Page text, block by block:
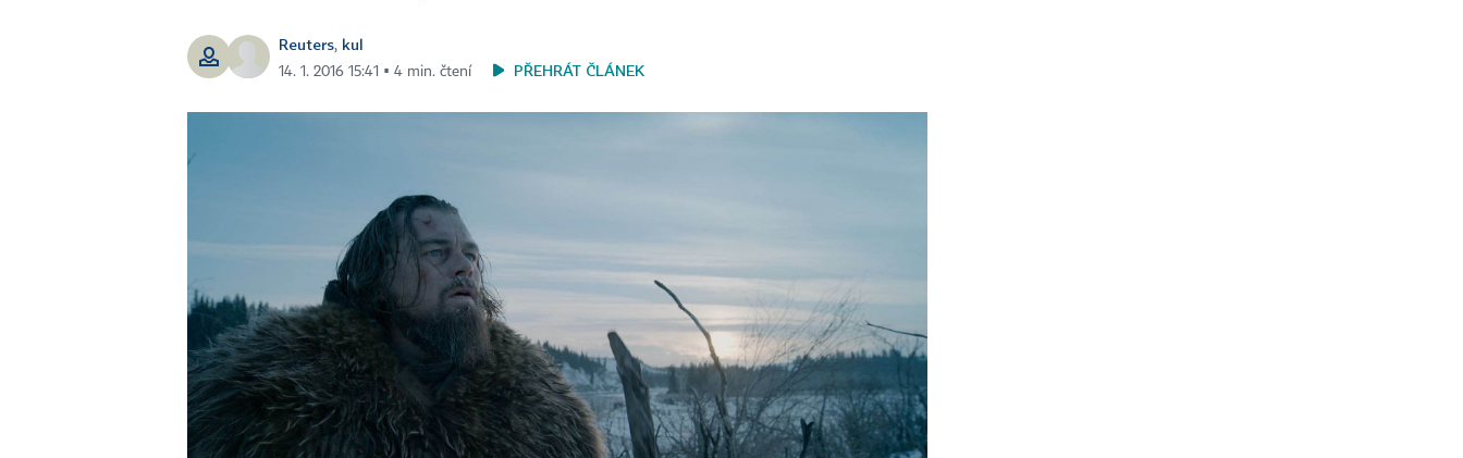
Reuters, kul
14. 1. 2016 15:41 ▪ 4 min. čtení PŘEHRÁT ČLÁNEK